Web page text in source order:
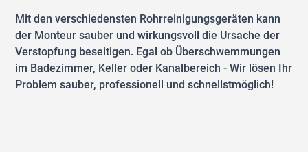
Mit den verschiedensten Rohrreinigungsgeräten kann
der Monteur sauber und wirkungsvoll die Ursache der
Verstopfung beseitigen. Egal ob Überschwemmungen
im Badezimmer, Keller oder Kanalbereich - Wir lösen Ihr
Problem sauber, professionell und schnellstmöglich!